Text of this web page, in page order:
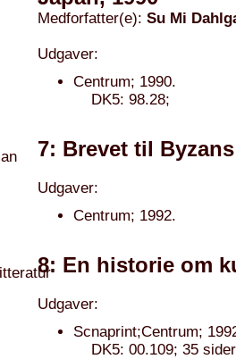
Medforfatter(e): Su Mi
Udgaver:
Centrum; 1990.
DK5: 98.28;
7: Brevet til
Udgaver:
Centrum; 1992.
8: En historie om
Udgaver:
Scnaprint;Centrum;
DK5: 00.109; 35